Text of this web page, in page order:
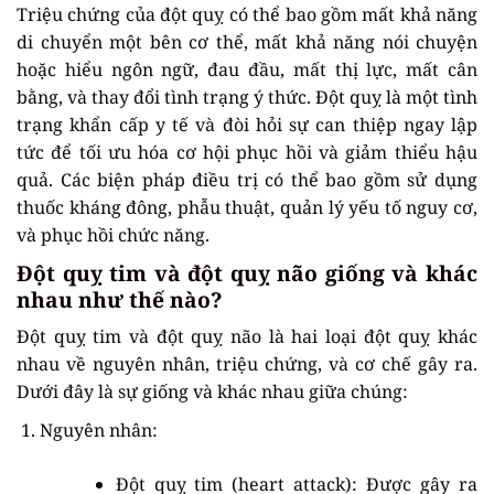
Triệu chứng của đột quỵ có thể bao gồm mất khả năng
di chuyển một bên cơ thể, mất khả năng nói chuyện
hoặc hiểu ngôn ngữ, đau đầu, mất thị lực, mất cân
bằng, và thay đổi tình trạng ý thức. Đột quỵ là một tình
trạng khẩn cấp y tế và đòi hỏi sự can thiệp ngay lập
tức để tối ưu hóa cơ hội phục hồi và giảm thiểu hậu
quả. Các biện pháp điều trị có thể bao gồm sử dụng
thuốc kháng đông, phẫu thuật, quản lý yếu tố nguy cơ,
và phục hồi chức năng.
Đột quỵ tim và đột quỵ não giống và khác
nhau như thế nào?
Đột quỵ tim và đột quỵ não là hai loại đột quỵ khác
nhau về nguyên nhân, triệu chứng, và cơ chế gây ra.
Dưới đây là sự giống và khác nhau giữa chúng:
Nguyên nhân:
Đột quỵ tim (heart attack): Được gây ra